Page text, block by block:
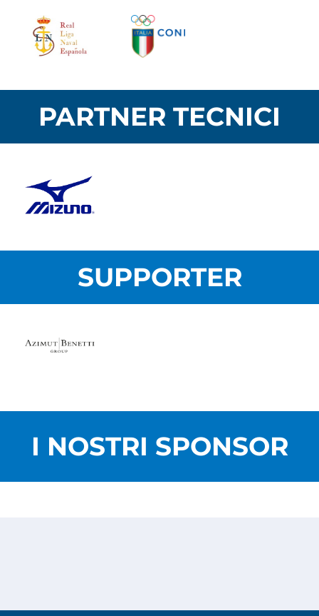
PARTNER TECNICI
SUPPORTER
I NOSTRI SPONSOR